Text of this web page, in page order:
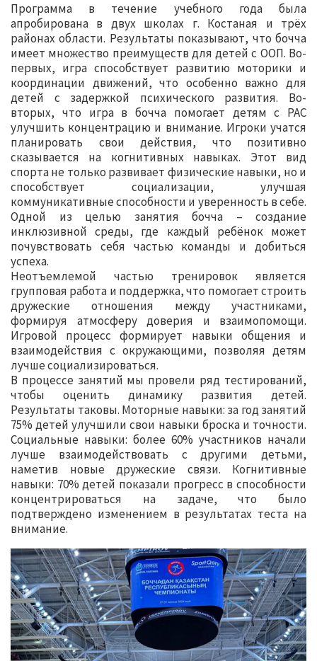
Программа в течение учебного года была
апробирована в двух школах г. Костаная и трёх
районах области. Результаты показывают, что бочча
имеет множество преимуществ для детей с ООП. Во-
первых, игра способствует развитию моторики и
координации движений, что особенно важно для
детей с задержкой психического развития. Во-
вторых, что игра в бочча помогает детям с РАС
улучшить концентрацию и внимание. Игроки учатся
планировать свои действия, что позитивно
сказывается на когнитивных навыках. Этот вид
спорта не только развивает физические навыки, но и
способствует социализации, улучшая
коммуникативные способности и уверенность в себе.
Одной из целью занятия бочча – создание
инклюзивной среды, где каждый ребёнок может
почувствовать себя частью команды и добиться
успеха.
Неотъемлемой частью тренировок является
групповая работа и поддержка, что помогает строить
дружеские отношения между участниками,
формируя атмосферу доверия и взаимопомощи.
Игровой процесс формирует навыки общения и
взаимодействия с окружающими, позволяя детям
лучше социализироваться.
В процессе занятий мы провели ряд тестирований,
чтобы оценить динамику развития детей.
Результаты таковы. Моторные навыки: за год занятий
75% детей улучшили свои навыки броска и точности.
Социальные навыки: более 60% участников начали
лучше взаимодействовать с другими детьми,
наметив новые дружеские связи. Когнитивные
навыки: 70% детей показали прогресс в способности
концентрироваться на задаче, что было
подтверждено изменением в результатах теста на
внимание.